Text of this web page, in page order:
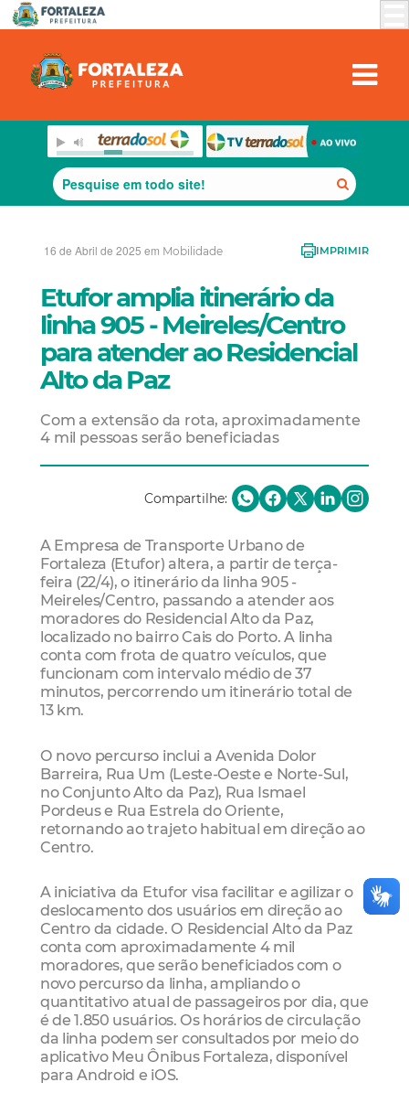
16 de Abril de 2025 em Mobilidade IMPRIMIR
Etufor amplia itinerário da
linha 905 - Meireles/Centro
para atender ao Residencial
Alto da Paz
Com a extensão da rota, aproximadamente
4 mil pessoas serão beneficiadas
Compartilhe:
A Empresa de Transporte Urbano de
Fortaleza (Etufor) altera, a partir de terça-
feira (22/4), o itinerário da linha 905 -
Meireles/Centro, passando a atender aos
moradores do Residencial Alto da Paz,
localizado no bairro Cais do Porto. A linha
conta com frota de quatro veículos, que
funcionam com intervalo médio de 37
minutos, percorrendo um itinerário total de
13 km.
O novo percurso inclui a Avenida Dolor
Barreira, Rua Um (Leste-Oeste e Norte-Sul,
no Conjunto Alto da Paz), Rua Ismael
Pordeus e Rua Estrela do Oriente,
retornando ao trajeto habitual em direção ao
Centro.
A iniciativa da Etufor visa facilitar e agilizar o
deslocamento dos usuários em direção ao
Centro da cidade. O Residencial Alto da Paz
conta com aproximadamente 4 mil
moradores, que serão beneficiados com o
novo percurso da linha, ampliando o
quantitativo atual de passageiros por dia, que
é de 1.850 usuários. Os horários de circulação
da linha podem ser consultados por meio do
aplicativo Meu Ônibus Fortaleza, disponível
para Android e iOS.